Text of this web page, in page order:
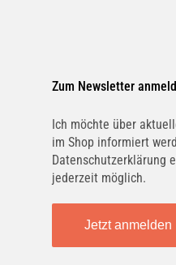
Zum Newsletter
Ich möchte über
im Shop informiert
Datenschutzerklärung
jederzeit möglich.
Jetzt anmelden